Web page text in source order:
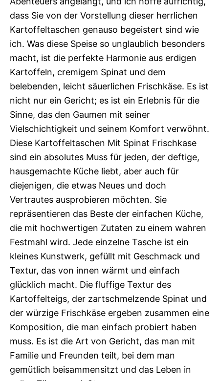
dass Sie von der Vorstellung dieser herrlichen
Kartoffeltaschen genauso begeistert sind wie
ich. Was diese Speise so unglaublich besonders
macht, ist die perfekte Harmonie aus erdigen
Kartoffeln, cremigem Spinat und dem
belebenden, leicht säuerlichen Frischkäse. Es ist
nicht nur ein Gericht; es ist ein Erlebnis für die
Sinne, das den Gaumen mit seiner
Vielschichtigkeit und seinem Komfort verwöhnt.
Diese Kartoffeltaschen Mit Spinat Frischkase
sind ein absolutes Muss für jeden, der deftige,
hausgemachte Küche liebt, aber auch für
diejenigen, die etwas Neues und doch
Vertrautes ausprobieren möchten. Sie
repräsentieren das Beste der einfachen Küche,
die mit hochwertigen Zutaten zu einem wahren
Festmahl wird. Jede einzelne Tasche ist ein
kleines Kunstwerk, gefüllt mit Geschmack und
Textur, das von innen wärmt und einfach
glücklich macht. Die fluffige Textur des
Kartoffelteigs, der zartschmelzende Spinat und
der würzige Frischkäse ergeben zusammen eine
Komposition, die man einfach probiert haben
muss. Es ist die Art von Gericht, das man mit
Familie und Freunden teilt, bei dem man
gemütlich beisammensitzt und das Leben in